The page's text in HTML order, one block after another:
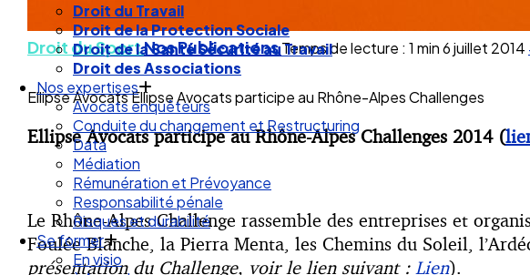
Nos compétences
Droit du Travail
Droit de la Protection Sociale
Droit de la Santé Sécurité au Travail
Droit des Associations
Nos expertises
Avocats enquêteurs
Conduite du changement et Restructuring
Data
Médiation
Rémunération et Prévoyance
Responsabilité pénale
Risques et durabilité
Se former
Droit du SportNos PublicationsTemps de lecture : 1 min6 juillet 2014
Ellipse Avocats Ellipse Avocats participe au Rhône-Alpes Challenges
Ellipse Avocats participe au Rhône-Alpes Challenges 2014 (
Le Rhône-Alpes Challenge rassemble des entreprises et
Foulée Blanche, la Pierra Menta, les Chemins du Soleil,
présentation du Challenge, voir le lien suivant : Lien).